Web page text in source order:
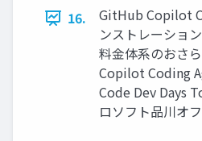
16.
GitHub Copilot
ンストレーショ
料金体系のおさ
Copilot Coding
Code Dev Days
ロソフト品川オ